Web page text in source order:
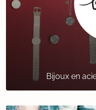
Bijoux en